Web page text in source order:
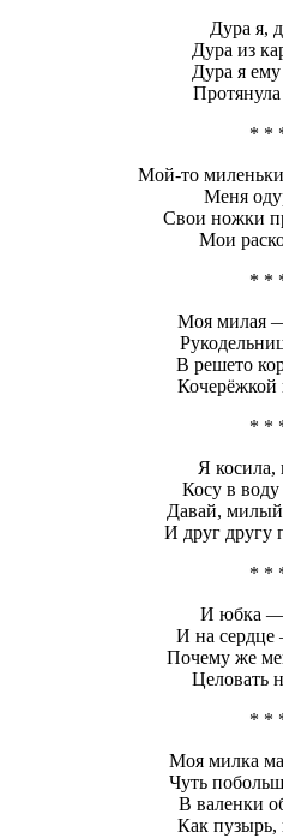
Дура я,
Дура из
Дура я
* *
Мой-то
Меня
Свои ножки
Мои
* *
Моя милая
В решето
Кочерёжкой
* *
Я косила,
Косу в воду
Давай,
И друг другу
* *
И юбка
И на
Почему же
Целовать
* *
Моя милка
Чуть
В валенки
Как пузырь,